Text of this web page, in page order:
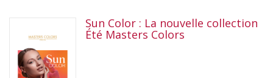
Sun Color : La nouvelle collection
Été Masters Colors